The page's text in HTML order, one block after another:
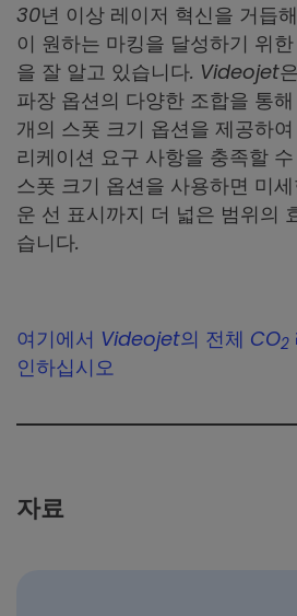
30년 이상 레이저 혁신을 거듭
이 원하는 마킹을 달성하기 위
을 잘 알고 있습니다. Videojet
파장 옵션의 다양한 조합을 통
개의 스폿 크기 옵션을 제공하
리케이션 요구 사항을 충족할
스폿 크기 옵션을 사용하면 미
운 선 표시까지 더 넓은 범위의
습니다.
여기에서 Videojet의 전체 CO2
인하십시오
자료